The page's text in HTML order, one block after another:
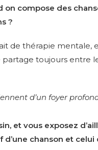
on compose des
?
de thérapie
toujours entre
d’un foyer
et vous exposez
chanson et celui